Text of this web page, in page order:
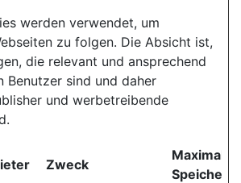
werden verwendet, um
zu folgen. Die Absicht ist,
die relevant und ansprechend
Benutzer sind und daher
und werbetreibende
Zweck
Maximale